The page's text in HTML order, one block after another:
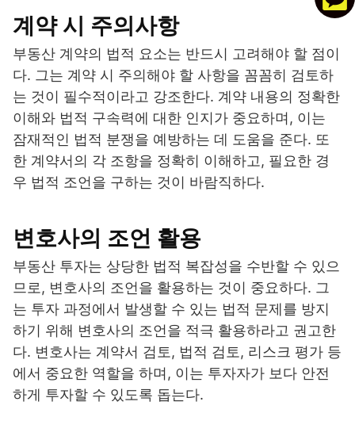
계약 시 주의사항
부동산 계약의 법적 요소는 반드시 고려해야 할 점이
다. 그는 계약 시 주의해야 할 사항을 꼼꼼히 검토하
는 것이 필수적이라고 강조한다. 계약 내용의 정확한
이해와 법적 구속력에 대한 인지가 중요하며, 이는
잠재적인 법적 분쟁을 예방하는 데 도움을 준다. 또
한 계약서의 각 조항을 정확히 이해하고, 필요한 경
우 법적 조언을 구하는 것이 바람직하다.
변호사의 조언 활용
부동산 투자는 상당한 법적 복잡성을 수반할 수 있으
므로, 변호사의 조언을 활용하는 것이 중요하다. 그
는 투자 과정에서 발생할 수 있는 법적 문제를 방지
하기 위해 변호사의 조언을 적극 활용하라고 권고한
다. 변호사는 계약서 검토, 법적 검토, 리스크 평가 등
에서 중요한 역할을 하며, 이는 투자자가 보다 안전
하게 투자할 수 있도록 돕는다.